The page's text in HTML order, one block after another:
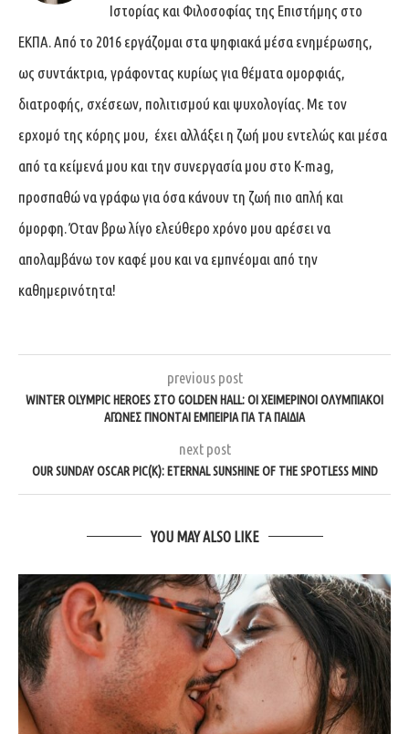
Ιστορίας και Φιλοσοφίας της Επιστήμης στο
ΕΚΠΑ. Από το 2016 εργάζομαι στα ψηφιακά μέσα ενημέρωσης,
ως συντάκτρια, γράφοντας κυρίως για θέματα ομορφιάς,
διατροφής, σχέσεων, πολιτισμού και ψυχολογίας. Με τον
ερχομό της κόρης μου, έχει αλλάξει η ζωή μου εντελώς και μέσα
από τα κείμενά μου και την συνεργασία μου στο K-mag,
προσπαθώ να γράφω για όσα κάνουν τη ζωή πιο απλή και
όμορφη. Όταν βρω λίγο ελεύθερο χρόνο μου αρέσει να
απολαμβάνω τον καφέ μου και να εμπνέομαι από την
καθημερινότητα!
previous post
WINTER OLYMPIC HEROES ΣΤΟ GOLDEN HALL: ΟΙ ΧΕΙΜΕΡΙΝΟΊ ΟΛΥΜΠΙΑΚΟΊ
ΑΓΏΝΕΣ ΓΊΝΟΝΤΑΙ ΕΜΠΕΙΡΊΑ ΓΙΑ ΤΑ ΠΑΙΔΙΆ
next post
OUR SUNDAY OSCAR PIC(K): ETERNAL SUNSHINE OF THE SPOTLESS MIND
YOU MAY ALSO LIKE